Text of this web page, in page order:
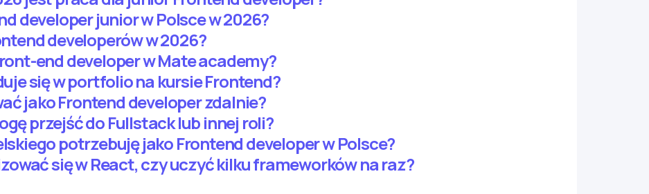
developer junior w Polsce w 2026?
developerów w 2026?
end developer w Mate academy?
się w portfolio na kursie Frontend?
jako Frontend developer zdalnie?
przejść do Fullstack lub innej roli?
potrzebuję jako Frontend developer w Polsce?
się w React, czy uczyć kilku frameworków na raz?